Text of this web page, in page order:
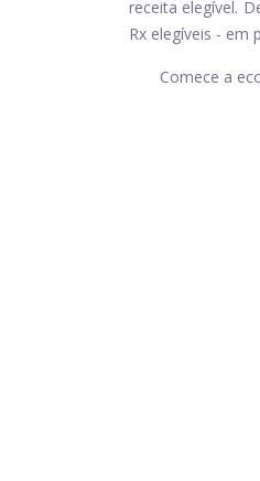
receita elegível.
Rx elegíveis - em
Comece a